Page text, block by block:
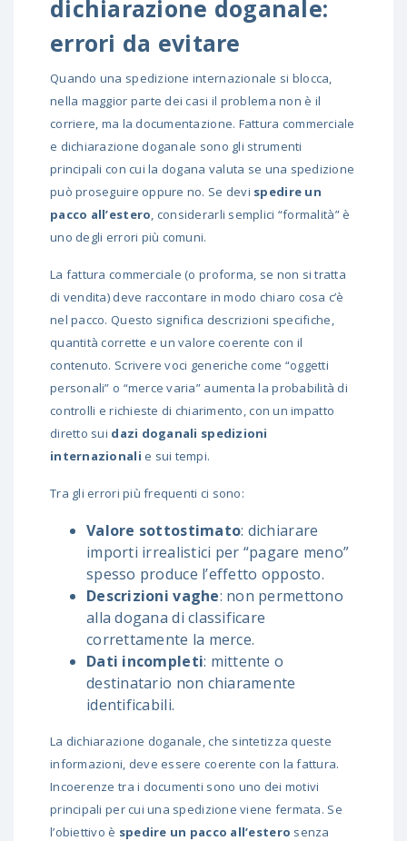
dichiarazione doganale:
errori da evitare
Quando una spedizione internazionale si blocca,
nella maggior parte dei casi il problema non è il
corriere, ma la documentazione. Fattura commerciale
e dichiarazione doganale sono gli strumenti
principali con cui la dogana valuta se una spedizione
può proseguire oppure no. Se devi spedire un
pacco all’estero, considerarli semplici “formalità” è
uno degli errori più comuni.
La fattura commerciale (o proforma, se non si tratta
di vendita) deve raccontare in modo chiaro cosa c’è
nel pacco. Questo significa descrizioni specifiche,
quantità corrette e un valore coerente con il
contenuto. Scrivere voci generiche come “oggetti
personali” o “merce varia” aumenta la probabilità di
controlli e richieste di chiarimento, con un impatto
diretto sui dazi doganali spedizioni
internazionali e sui tempi.
Tra gli errori più frequenti ci sono:
Valore sottostimato: dichiarare
importi irrealistici per “pagare meno”
spesso produce l’effetto opposto.
Descrizioni vaghe: non permettono
alla dogana di classificare
correttamente la merce.
Dati incompleti: mittente o
destinatario non chiaramente
identificabili.
La dichiarazione doganale, che sintetizza queste
informazioni, deve essere coerente con la fattura.
Incoerenze tra i documenti sono uno dei motivi
principali per cui una spedizione viene fermata. Se
l’obiettivo è spedire un pacco all’estero senza